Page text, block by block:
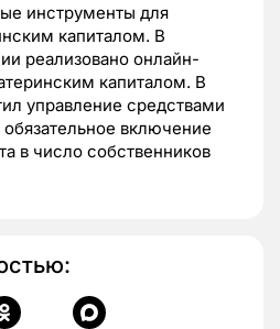
инструменты для
капиталом. В
реализовано онлайн-
капиталом. В
управление средствами
включение
в число собственников